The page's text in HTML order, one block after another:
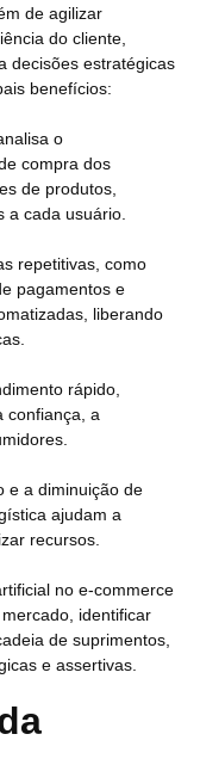
de agilizar
do cliente,
decisões estratégicas
benefícios:
o
compra dos
de produtos,
a cada usuário.
repetitivas, como
pagamentos e
liberando
rápido,
confiança, a
e a diminuição de
ajudam a
recursos.
no e-commerce
identificar
de suprimentos,
e assertivas.